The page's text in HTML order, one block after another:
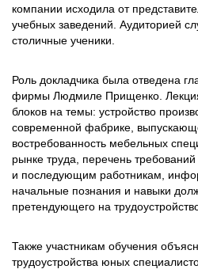
компании исходила от
учебных заведений. Аудиторией
столичные ученики.
Роль докладчика была отведена
фирмы Людмиле Прищенко. Лекция
блоков на темы: устройство
современной фабрике,
востребованность мебельных
рынке труда, перечень
и последующим работникам,
начальные познания и навыки
претендующего на
Также участникам обучения
трудоустройства юных